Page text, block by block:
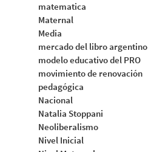
matematica
Maternal
Media
mercado del libro argentino
modelo educativo del PRO
movimiento de renovación
pedagógica
Nacional
Natalia Stoppani
Neoliberalismo
Nivel Inicial